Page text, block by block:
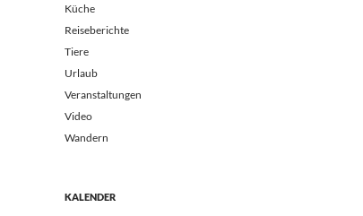
Küche
Reiseberichte
Tiere
Urlaub
Veranstaltungen
Video
Wandern
KALENDER